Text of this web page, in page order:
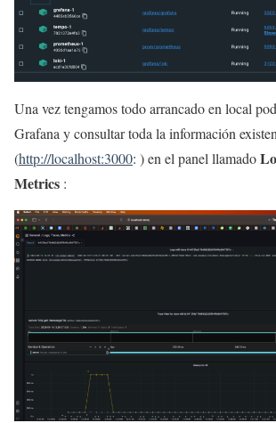
Una vez tengamos todo arrancado en local
Grafana y consultar toda la información
(http://localhost:3000: ) en el panel llamado
Metrics :